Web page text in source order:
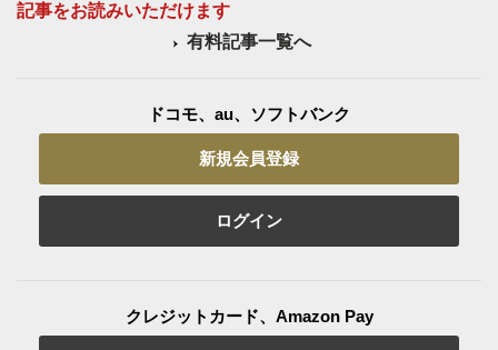
記事をお読みいただけます
有料記事一覧へ
ドコモ、au、ソフトバンク
新規会員登録
ログイン
クレジットカード、Amazon Pay